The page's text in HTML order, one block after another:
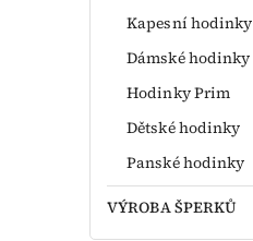
Kapesní hodinky
Dámské hodinky
Hodinky Prim
Dětské hodinky
Panské hodinky
VÝROBA ŠPERKŮ